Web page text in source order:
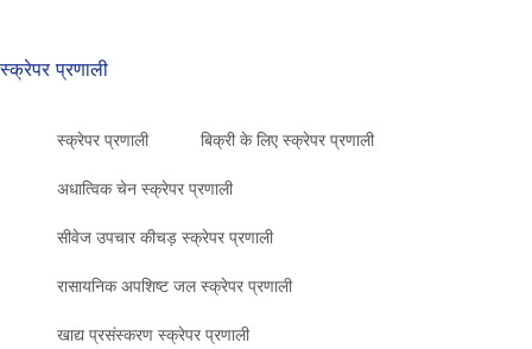
स्क्रेपर प्रणाली
स्क्रेपर प्रणाली बिक्री के लिए स्क्रेपर प्रणाली
अधात्विक चेन स्क्रेपर प्रणाली
सीवेज उपचार कीचड़ स्क्रेपर प्रणाली
रासायनिक अपशिष्ट जल स्क्रेपर प्रणाली
खाद्य प्रसंस्करण स्क्रेपर प्रणाली